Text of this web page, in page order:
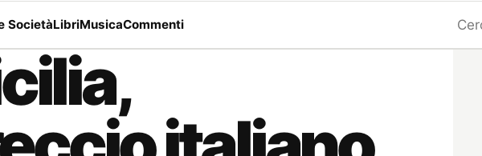
SocietàLibriMusicaCommenti